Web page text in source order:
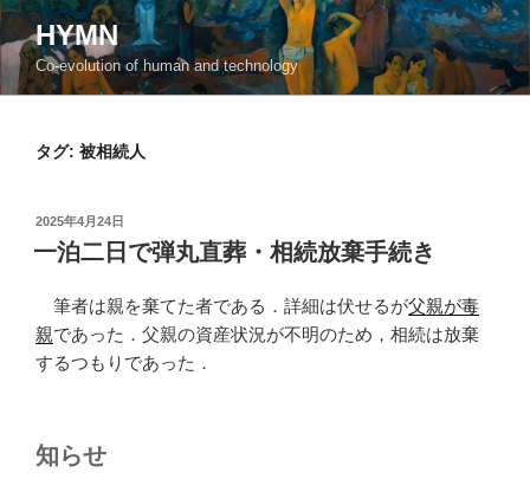
コ
ン
テ
ン
HYMN
Co-evolution of human and technology
タグ: 被相続人
投
2025年4月24日
一泊二日で弾丸直葬・相続放棄手続き
筆者は親を棄てた者である．詳細は伏せるが父親が毒
親であった．父親の資産状況が不明のため，相続は放棄
するつもりであった．
知らせ